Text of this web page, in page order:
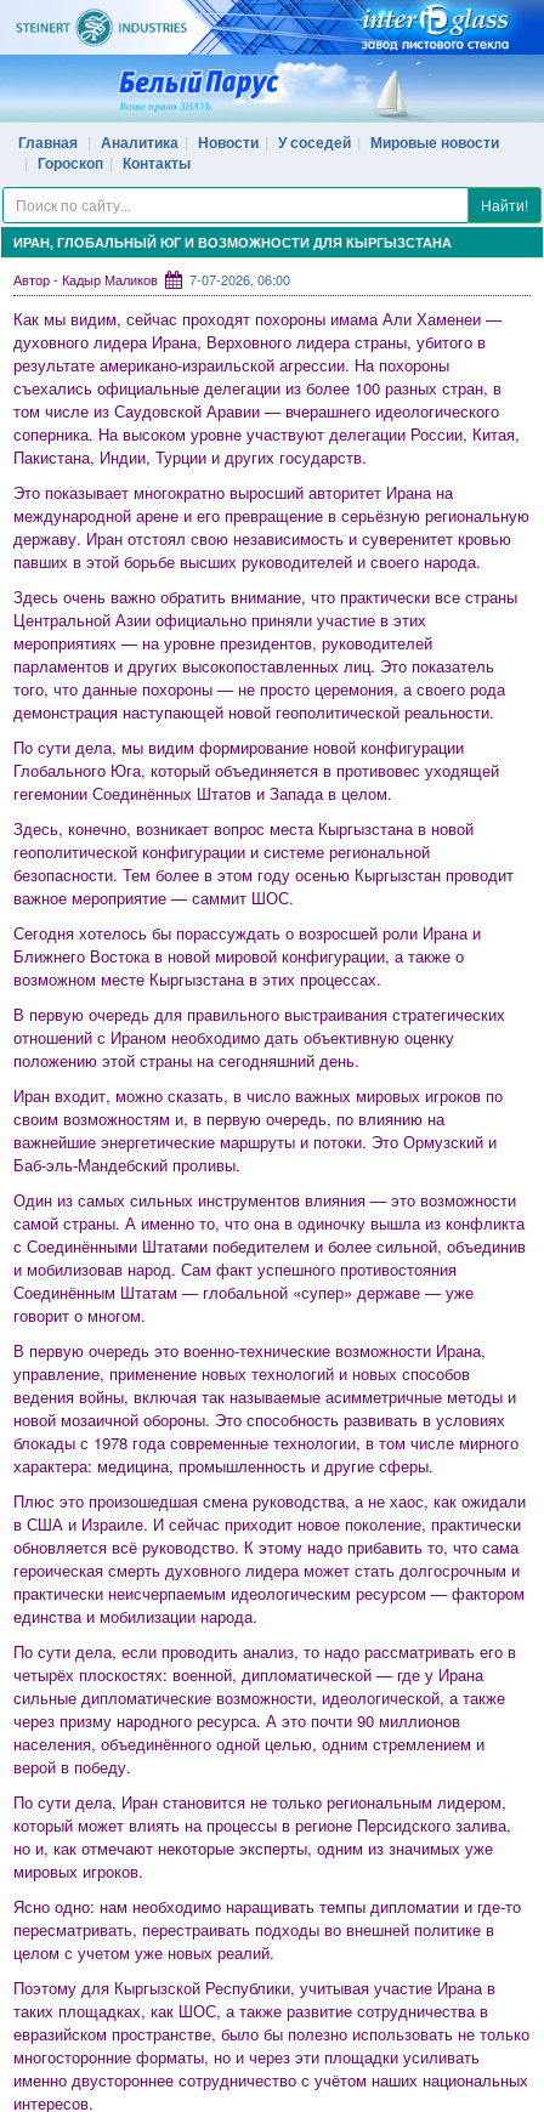
Главная Аналитика Новости У соседей
Мировые новости
Гороскоп
Контакты
Найти!
ИРАН, ГЛОБАЛЬНЫЙ ЮГ И ВОЗМОЖНОСТИ ДЛЯ КЫРГЫЗСТАНА
Автор - Кадыр Маликов 7-07-2026, 06:00
Как мы видим, сейчас проходят похороны имама Али Хаменеи —
духовного лидера Ирана, Верховного лидера страны, убитого в
результате американо-израильской агрессии. На похороны
съехались официальные делегации из более 100 разных стран, в
том числе из Саудовской Аравии — вчерашнего идеологического
соперника. На высоком уровне участвуют делегации России, Китая,
Пакистана, Индии, Турции и других государств.
Это показывает многократно выросший авторитет Ирана на
международной арене и его превращение в серьёзную региональную
державу. Иран отстоял свою независимость и суверенитет кровью
павших в этой борьбе высших руководителей и своего народа.
Здесь очень важно обратить внимание, что практически все страны
Центральной Азии официально приняли участие в этих
мероприятиях — на уровне президентов, руководителей
парламентов и других высокопоставленных лиц. Это показатель
того, что данные похороны — не просто церемония, а своего рода
демонстрация наступающей новой геополитической реальности.
По сути дела, мы видим формирование новой конфигурации
Глобального Юга, который объединяется в противовес уходящей
гегемонии Соединённых Штатов и Запада в целом.
Здесь, конечно, возникает вопрос места Кыргызстана в новой
геополитической конфигурации и системе региональной
безопасности. Тем более в этом году осенью Кыргызстан проводит
важное мероприятие — саммит ШОС.
Сегодня хотелось бы порассуждать о возросшей роли Ирана и
Ближнего Востока в новой мировой конфигурации, а также о
возможном месте Кыргызстана в этих процессах.
В первую очередь для правильного выстраивания стратегических
отношений с Ираном необходимо дать объективную оценку
положению этой страны на сегодняшний день.
Иран входит, можно сказать, в число важных мировых игроков по
своим возможностям и, в первую очередь, по влиянию на
важнейшие энергетические маршруты и потоки. Это Ормузский и
Баб-эль-Мандебский проливы.
Один из самых сильных инструментов влияния — это возможности
самой страны. А именно то, что она в одиночку вышла из конфликта
с Соединёнными Штатами победителем и более сильной, объединив
и мобилизовав народ. Сам факт успешного противостояния
Соединённым Штатам — глобальной «супер» державе — уже
говорит о многом.
В первую очередь это военно-технические возможности Ирана,
управление, применение новых технологий и новых способов
ведения войны, включая так называемые асимметричные методы и
новой мозаичной обороны. Это способность развивать в условиях
блокады с 1978 года современные технологии, в том числе мирного
характера: медицина, промышленность и другие сферы.
Плюс это произошедшая смена руководства, а не хаос, как ожидали
в США и Израиле. И сейчас приходит новое поколение, практически
обновляется всё руководство. К этому надо прибавить то, что сама
героическая смерть духовного лидера может стать долгосрочным и
практически неисчерпаемым идеологическим ресурсом — фактором
единства и мобилизации народа.
По сути дела, если проводить анализ, то надо рассматривать его в
четырёх плоскостях: военной, дипломатической — где у Ирана
сильные дипломатические возможности, идеологической, а также
через призму народного ресурса. А это почти 90 миллионов
населения, объединённого одной целью, одним стремлением и
верой в победу.
По сути дела, Иран становится не только региональным лидером,
который может влиять на процессы в регионе Персидского залива,
но и, как отмечают некоторые эксперты, одним из значимых уже
мировых игроков.
Ясно одно: нам необходимо наращивать темпы дипломатии и где-то
пересматривать, перестраивать подходы во внешней политике в
целом с учетом уже новых реалий.
Поэтому для Кыргызской Республики, учитывая участие Ирана в
таких площадках, как ШОС, а также развитие сотрудничества в
евразийском пространстве, было бы полезно использовать не только
многосторонние форматы, но и через эти площадки усиливать
именно двустороннее сотрудничество с учётом наших национальных
интересов.